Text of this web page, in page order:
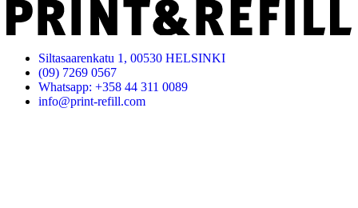
Siltasaarenkatu 1, 00530 HELSINKI
(09) 7269 0567
Whatsapp: +358 44 311 0089
info@print-refill.com